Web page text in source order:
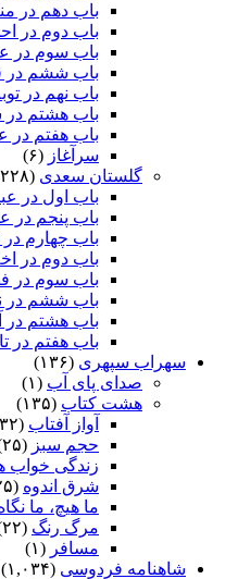
باب دهم در
باب دوم در
باب سوم در
باب ششم در
باب نهم در
باب هشتم در
باب هفتم در
سرآغاز (۶)
گلستان سعدی (۲۲۸)
باب اول در
باب پنجم در
باب چهارم
باب دوم در
باب سوم در
باب ششم در
باب هشتم
باب هفتم در
سهراب سپهری (۱۳۶)
صدای پای آب (۱)
هشت کتاب (۱۳۵)
آواز آفتاب (۳۲)
حجم سبز (۲۵)
زندگی خواب
شرق اندوه (۲۵)
ما هیچ، ما
مرگ رنگ (۲۲)
مسافر (۱)
شاهنامه فردوسی (۱,۰۳۴)